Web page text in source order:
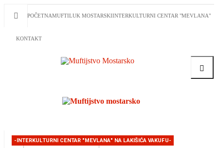
POČETNAMUFTILUK MOSTARSKIINTERKULTURNI CENTAR "MEVLANA"
KONTAKT
Traži
-INTERKULTURNI CENTAR "MEVLANA" NA LAKIŠIĆA VAKUFU-